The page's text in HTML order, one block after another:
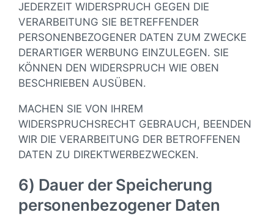
JEDERZEIT WIDERSPRUCH GEGEN DIE
VERARBEITUNG SIE BETREFFENDER
PERSONENBEZOGENER DATEN ZUM ZWECKE
DERARTIGER WERBUNG EINZULEGEN. SIE
KÖNNEN DEN WIDERSPRUCH WIE OBEN
BESCHRIEBEN AUSÜBEN.
MACHEN SIE VON IHREM
WIDERSPRUCHSRECHT GEBRAUCH, BEENDEN
WIR DIE VERARBEITUNG DER BETROFFENEN
DATEN ZU DIREKTWERBEZWECKEN.
6) Dauer der Speicherung
personenbezogener Daten